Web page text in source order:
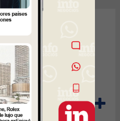
Vie02/05/2008
Si sos ingeniero agrónomo
tenés empleo seguro